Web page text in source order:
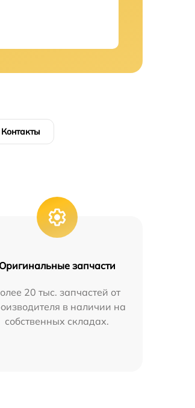
Контакты
Оригинальные запчасти
20 тыс. запчастей от
в наличии на
собственных складах.